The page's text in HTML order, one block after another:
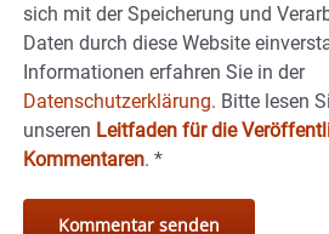
sich mit der Speicherung und
Daten durch diese Website
Informationen erfahren Sie in der
Datenschutzerklärung. Bitte lesen
unseren Leitfaden für die
Kommentaren. *